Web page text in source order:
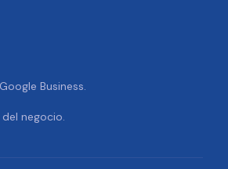
Business.
negocio.